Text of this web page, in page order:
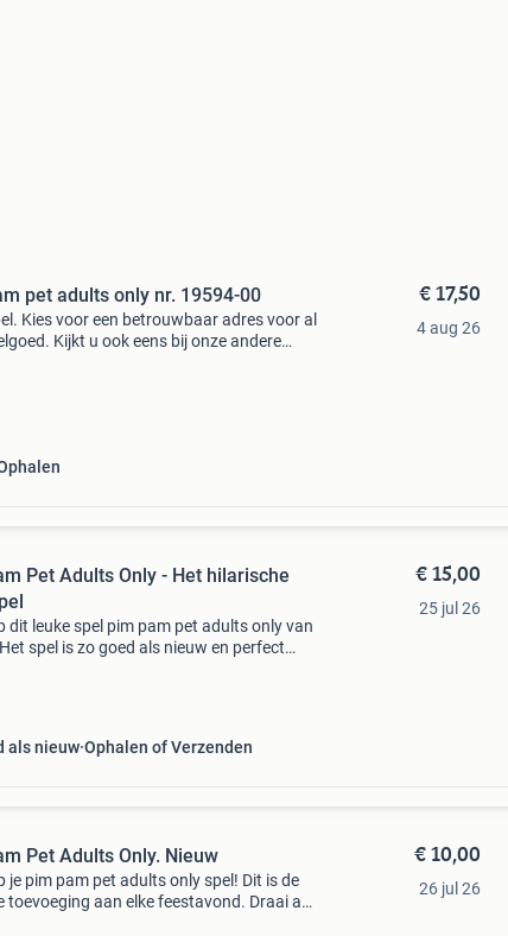
pet adults only nr. 19594-00
Kies voor een betrouwbaar adres voor al
Kijkt u ook eens bij onze andere
€ 17,50
4 aug 26
Pet Adults Only - Het hilarische
dit leuke spel pim pam pet adults only van
spel is zo goed als nieuw en perfect
als nieuw Ophalen of Verzenden
€ 15,00
25 jul 26
Pet Adults Only. Nieuw
je pim pam pet adults only spel! Dit is de
toevoeging aan elke feestavond. Draai aan
€ 10,00
26 jul 26